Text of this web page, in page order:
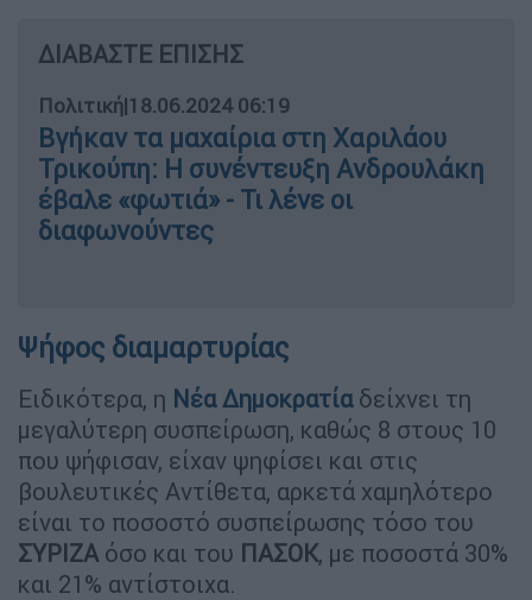
ΔΙΑΒΑΣΤΕ ΕΠΙΣΗΣ
Πολιτική|18.06.2024 06:19
Βγήκαν τα μαχαίρια στη Χαριλάου
Τρικούπη: Η συνέντευξη Ανδρουλάκη
έβαλε «φωτιά» - Τι λένε οι
διαφωνούντες
Ψήφος διαμαρτυρίας
Ειδικότερα, η Νέα Δημοκρατία δείχνει τη
μεγαλύτερη συσπείρωση, καθώς 8 στους 10
που ψήφισαν, είχαν ψηφίσει και στις
βουλευτικές Αντίθετα, αρκετά χαμηλότερο
είναι το ποσοστό συσπείρωσης τόσο του
ΣΥΡΙΖΑ όσο και του ΠΑΣΟΚ, με ποσοστά 30%
και 21% αντίστοιχα.